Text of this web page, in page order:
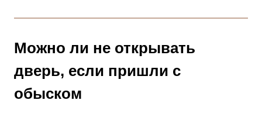
Можно ли не открывать
дверь, если пришли с
обыском